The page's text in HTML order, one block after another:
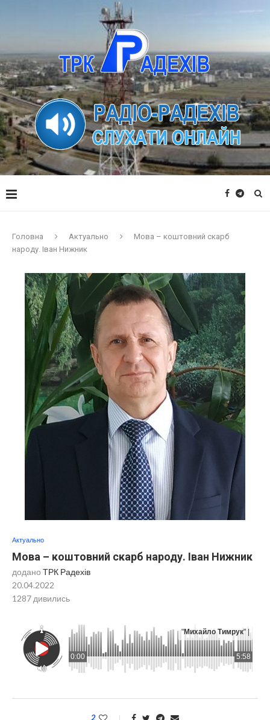
Головна Актуально
Мова – коштовний скарб
народу. Іван Нижник
Актуально
Мова – коштовний скарб народу. Іван Нижник
додано ТРК Радехів
20.04.2022
1287 дивились
0:00 5:58
"Михайло Тимрук" |
2